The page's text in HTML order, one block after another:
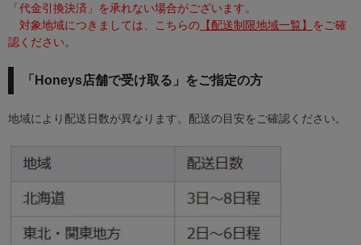
「代金引換決済」を承れない場合がございます。
対象地域につきましては、こちらの 【配送制限地域一覧】
をご確
認ください。
「Honeys店舗で受け取る」をご指定の方
地域により配送日数が異なります。配送の目安をご確認ください。